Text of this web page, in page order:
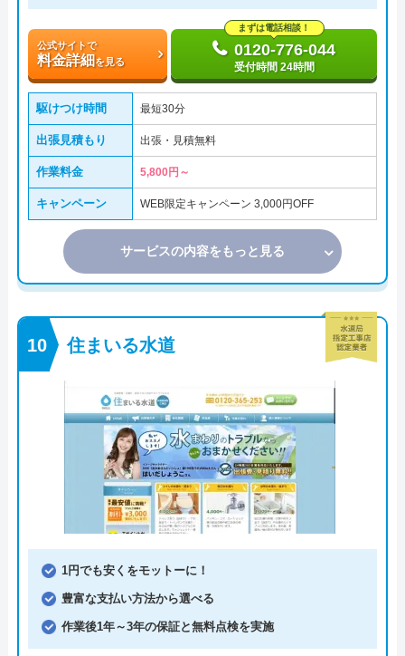
公式サイトで
料金詳細を見る
まずは電話相談！
0120-776-044
受付時間 24時間
駆けつけ時間 最短30分
出張見積もり 出張・見積無料
作業料金 5,800円～
キャンペーン WEB限定キャンペーン 3,000円OFF
サービスの内容をもっと見る
住まいる水道
1円でも安くをモットーに！
豊富な支払い方法から選べる
作業後1年～3年の保証と無料点検を実施